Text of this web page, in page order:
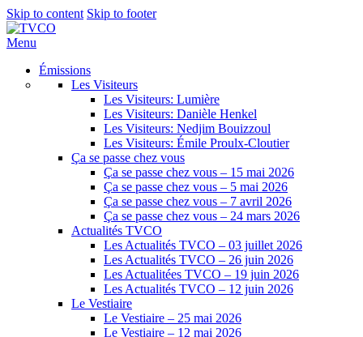
Skip to content Skip to footer
Menu
Émissions
Les Visiteurs
Les Visiteurs: Lumière
Les Visiteurs: Danièle Henkel
Les Visiteurs: Nedjim Bouizzoul
Les Visiteurs: Émile Proulx-Cloutier
Ça se passe chez vous
Ça se passe chez vous – 15 mai 2026
Ça se passe chez vous – 5 mai 2026
Ça se passe chez vous – 7 avril 2026
Ça se passe chez vous – 24 mars 2026
Actualités TVCO
Les Actualités TVCO – 03 juillet 2026
Les Actualités TVCO – 26 juin 2026
Les Actualitées TVCO – 19 juin 2026
Les Actualités TVCO – 12 juin 2026
Le Vestiaire
Le Vestiaire – 25 mai 2026
Le Vestiaire – 12 mai 2026